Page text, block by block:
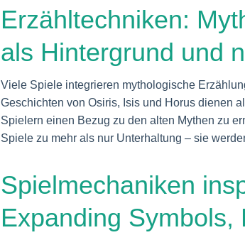
Erzähltechniken:
als Hintergrund und
Viele Spiele integrieren mythologische
Geschichten von Osiris, Isis und Horus dienen
Spielern einen Bezug zu den alten Mythen zu
Spiele zu mehr als nur Unterhaltung – sie
Spielmechaniken
Expanding Symbols,